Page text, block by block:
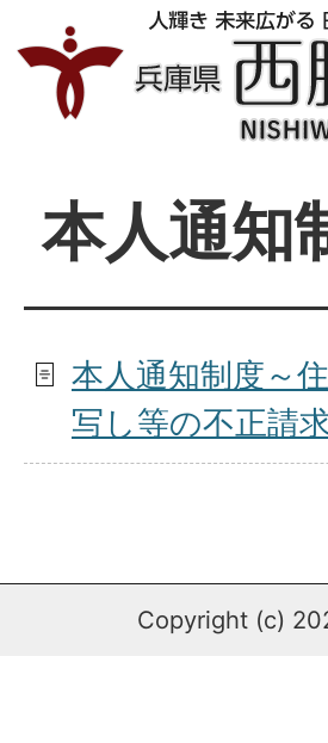
本人通知
本人通知制度～
写し等の不正請
Copyright (c)